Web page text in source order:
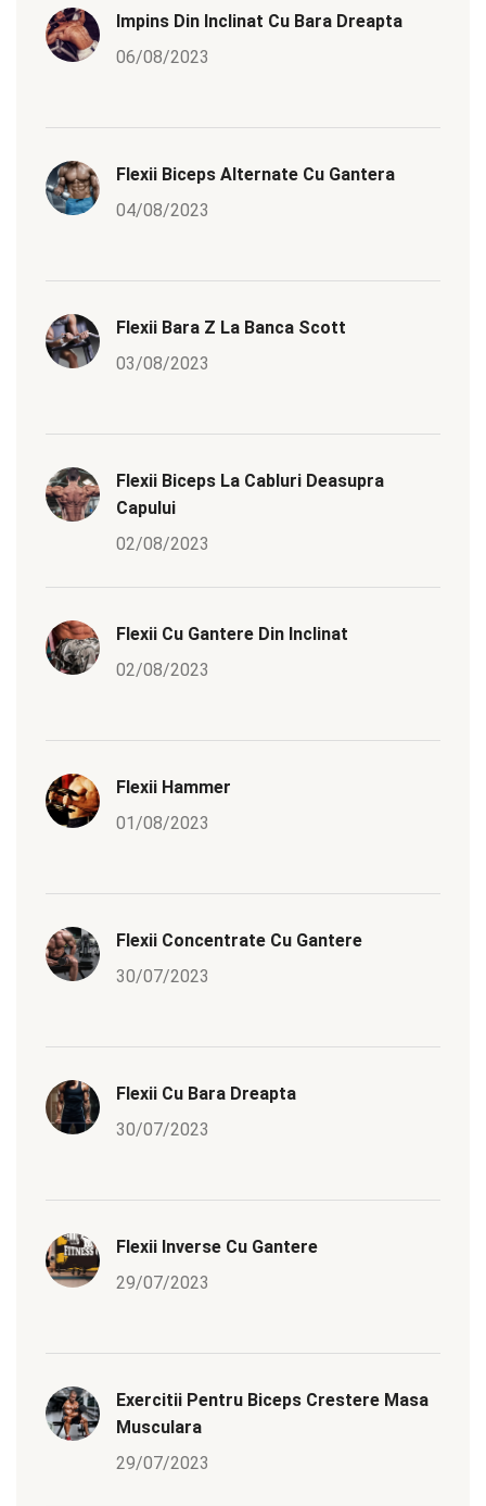
Impins Din Inclinat Cu Bara Dreapta
06/08/2023
Flexii Biceps Alternate Cu Gantera
04/08/2023
Flexii Bara Z La Banca Scott
03/08/2023
Flexii Biceps La Cabluri Deasupra
Capului
02/08/2023
Flexii Cu Gantere Din Inclinat
02/08/2023
Flexii Hammer
01/08/2023
Flexii Concentrate Cu Gantere
30/07/2023
Flexii Cu Bara Dreapta
30/07/2023
Flexii Inverse Cu Gantere
29/07/2023
Exercitii Pentru Biceps Crestere Masa
Musculara
29/07/2023